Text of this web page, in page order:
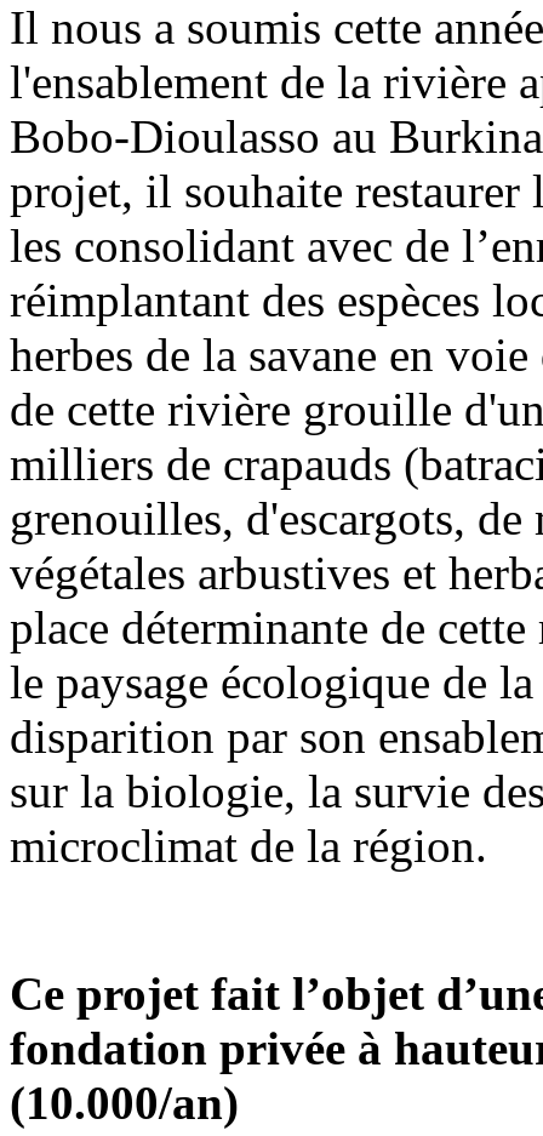
Il nous a soumis cette
l'ensablement de la rivière
Bobo-Dioulasso au
projet, il souhaite restaurer
les consolidant avec de
réimplantant des espèces
herbes de la savane en
de cette rivière grouille
milliers de crapauds
grenouilles, d'escargots, de
végétales arbustives et
place déterminante de
le paysage écologique de
disparition par son
sur la biologie, la survie
microclimat de la région.
Ce projet fait l’objet
fondation privée à
(10.000/an)